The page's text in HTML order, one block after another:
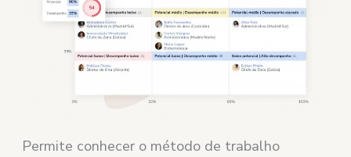
Permite conhecer o método de trabalho